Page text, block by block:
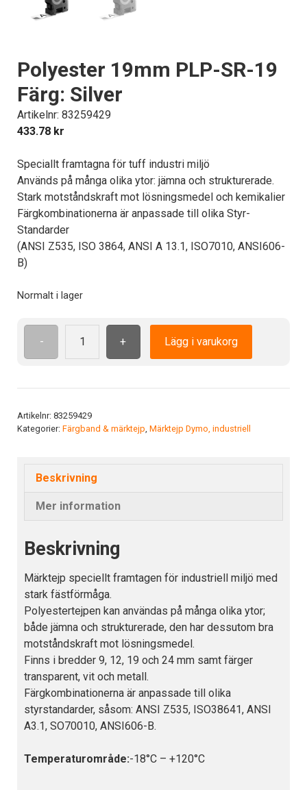
Polyester 19mm PLP-SR-19
Färg: Silver
Artikelnr: 83259429
433.78 kr
Speciallt framtagna för tuff industri miljö
Används på många olika ytor: jämna och strukturerade.
Stark motståndskraft mot lösningsmedel och kemikalier
Färgkombinationerna är anpassade till olika Styr-
Standarder
(ANSI Z535, ISO 3864, ANSI A 13.1, ISO7010, ANSI606-
B)
Normalt i lager
-
Polyester
Färg:
+ Lägg i varukorg
Artikelnr: 83259429
Kategorier: Färgband & märktejp Märktejp Dymo, industriell
Beskrivning
Mer information
Beskrivning
Märktejp speciellt framtagen för industriell miljö med
stark fästförmåga.
Polyestertejpen kan användas på många olika ytor;
både jämna och strukturerade, den har dessutom bra
motståndskraft mot lösningsmedel.
Finns i bredder 9, 12, 19 och 24 mm samt färger
transparent, vit och metall.
Färgkombinationerna är anpassade till olika
styrstandarder, såsom: ANSI Z535, ISO38641, ANSI
A3.1, SO70010, ANSI606-B.
Temperaturområde:-18°C – +120°C